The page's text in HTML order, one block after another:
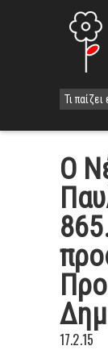
Τι
Ο
17.2.15